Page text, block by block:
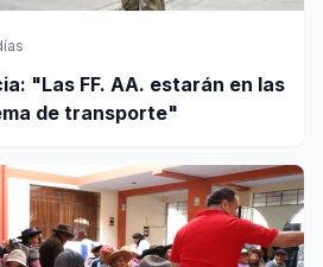
"Las FF. AA. estarán en las
de transporte"